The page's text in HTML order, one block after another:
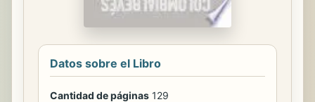
Datos sobre el Libro
Cantidad de páginas 129